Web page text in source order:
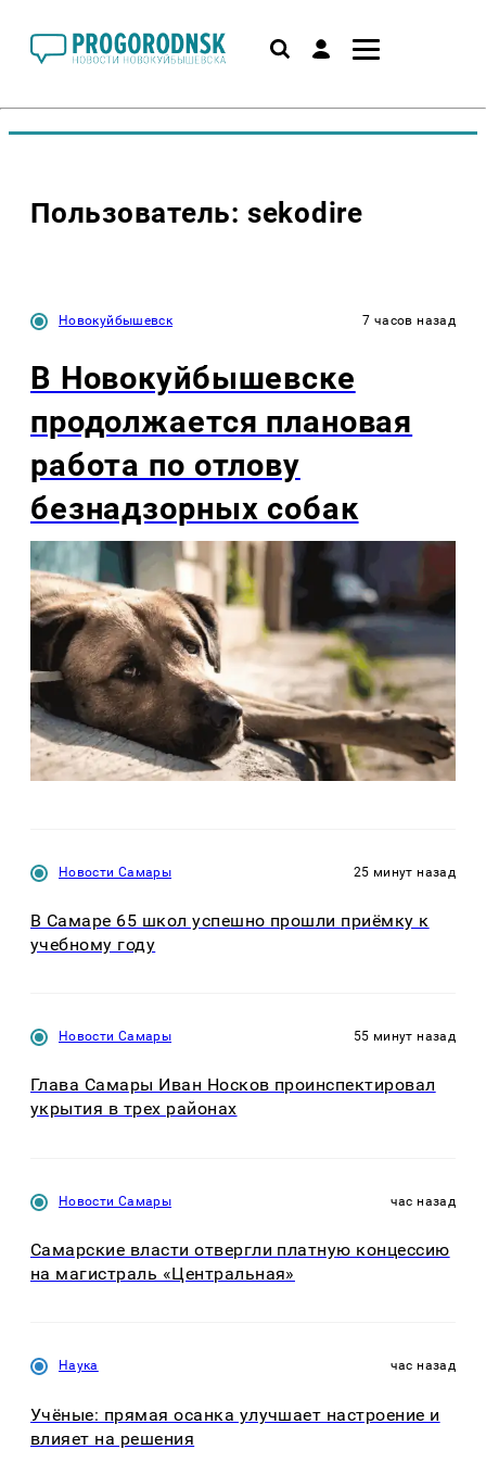
Пользователь: sekodire
Новокуйбышевск 7 часов назад
В Новокуйбышевске
продолжается плановая
работа по отлову
безнадзорных собак
Новости Самары 25 минут назад
В Самаре 65 школ успешно прошли приёмку к
учебному году
Новости Самары 55 минут назад
Глава Самары Иван Носков проинспектировал
укрытия в трех районах
Новости Самары час назад
Самарские власти отвергли платную концессию
на магистраль «Центральная»
Наука час назад
Учёные: прямая осанка улучшает настроение и
влияет на решения